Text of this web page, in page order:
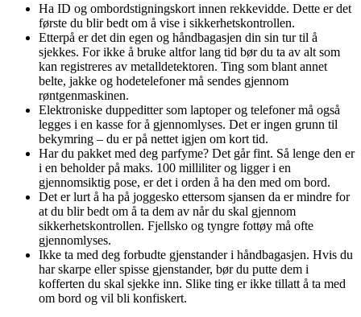
Ha ID og ombordstigningskort innen rekkevidde. Dette er det
første du blir bedt om å vise i sikkerhetskontrollen.
Etterpå er det din egen og håndbagasjen din sin tur til å
sjekkes. For ikke å bruke altfor lang tid bør du ta av alt som
kan registreres av metalldetektoren. Ting som blant annet
belte, jakke og hodetelefoner må sendes gjennom
røntgenmaskinen.
Elektroniske duppeditter som laptoper og telefoner må også
legges i en kasse for å gjennomlyses. Det er ingen grunn til
bekymring – du er på nettet igjen om kort tid.
Har du pakket med deg parfyme? Det går fint. Så lenge den er
i en beholder på maks. 100 milliliter og ligger i en
gjennomsiktig pose, er det i orden å ha den med om bord.
Det er lurt å ha på joggesko ettersom sjansen da er mindre for
at du blir bedt om å ta dem av når du skal gjennom
sikkerhetskontrollen. Fjellsko og tyngre fottøy må ofte
gjennomlyses.
Ikke ta med deg forbudte gjenstander i håndbagasjen. Hvis du
har skarpe eller spisse gjenstander, bør du putte dem i
kofferten du skal sjekke inn. Slike ting er ikke tillatt å ta med
om bord og vil bli konfiskert.